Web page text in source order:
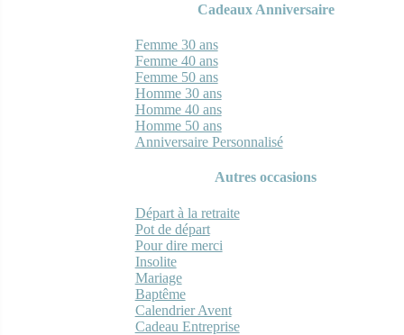
Cadeaux Anniversaire
Femme 30 ans
Femme 40 ans
Femme 50 ans
Homme 30 ans
Homme 40 ans
Homme 50 ans
Anniversaire Personnalisé
Autres occasions
Départ à la retraite
Pot de départ
Pour dire merci
Insolite
Mariage
Baptême
Calendrier Avent
Cadeau Entreprise